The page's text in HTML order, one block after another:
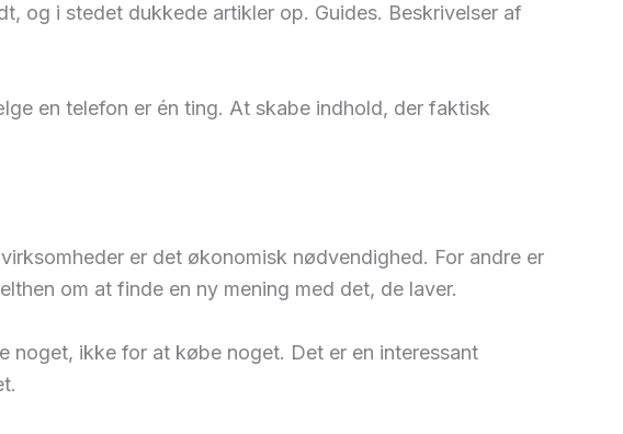
og i stedet dukkede artikler op. Guides. Beskrivelser af
en telefon er én ting. At skabe indhold, der faktisk
er det økonomisk nødvendighed. For andre er
om at finde en ny mening med det, de laver.
noget, ikke for at købe noget. Det er en interessant